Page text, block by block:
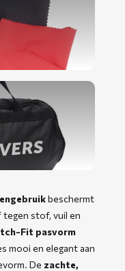
beschermt
stof, vuil en
Fit pasvorm
mooi en elegant aan
De zachte,